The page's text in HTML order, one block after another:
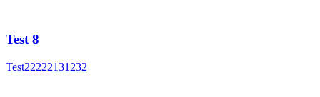
Test 8
Test22222131232